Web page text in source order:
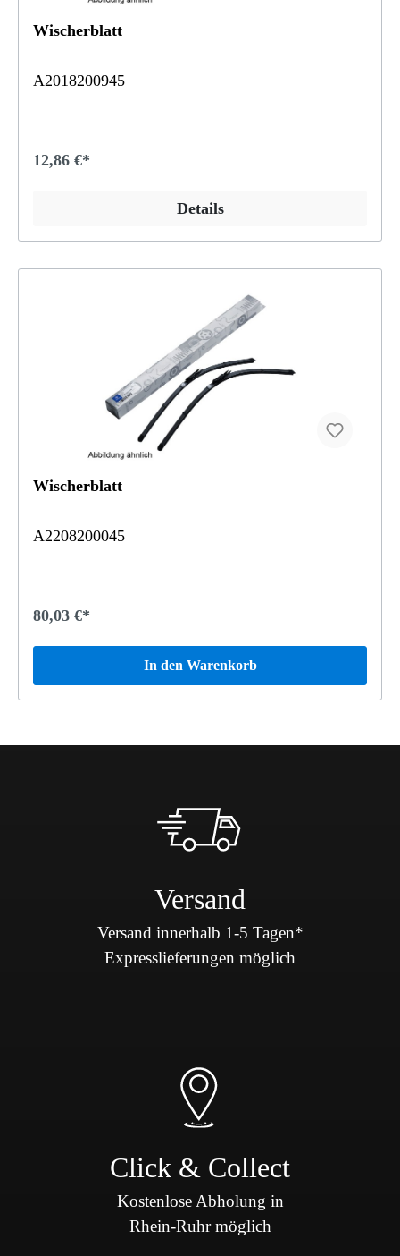
Wischerblatt
A2018200945
12,86 €*
Details
Wischerblatt
A2208200045
80,03 €*
In den Warenkorb
Versand
Versand innerhalb 1-5 Tagen*
Expresslieferungen möglich
Click & Collect
Kostenlose Abholung in
Rhein-Ruhr möglich